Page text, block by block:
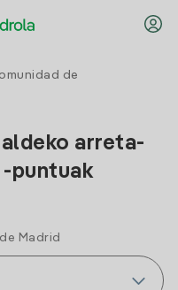
de
arreta-
puntuak
Madrid